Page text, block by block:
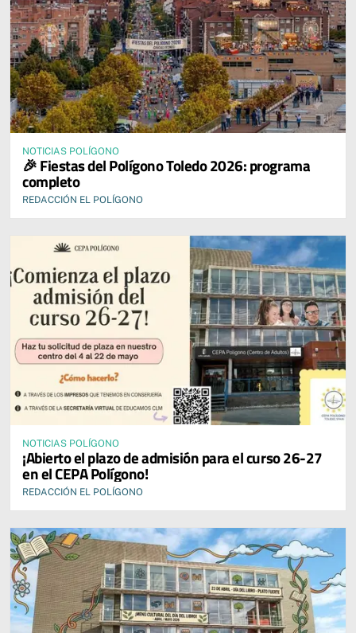
NOTICIAS POLÍGONO
🎉 Fiestas del Polígono Toledo 2026: programa
completo
REDACCIÓN EL POLÍGONO
NOTICIAS POLÍGONO
¡Abierto el plazo de admisión para el curso 26-27
en el CEPA Polígono!
REDACCIÓN EL POLÍGONO